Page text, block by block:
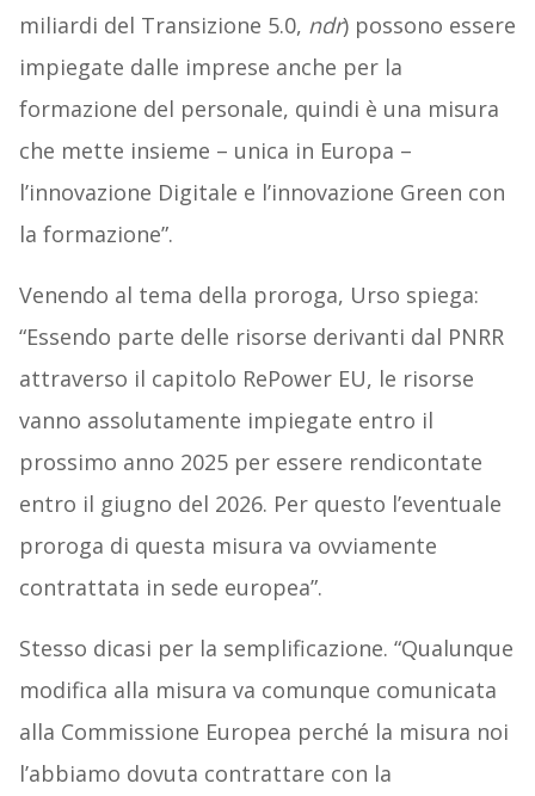
miliardi del Transizione 5.0, ndr) possono essere
impiegate dalle imprese anche per la
formazione del personale, quindi è una misura
che mette insieme – unica in Europa –
l’innovazione Digitale e l’innovazione Green con
la formazione”.
Venendo al tema della proroga, Urso spiega:
“Essendo parte delle risorse derivanti dal PNRR
attraverso il capitolo RePower EU, le risorse
vanno assolutamente impiegate entro il
prossimo anno 2025 per essere rendicontate
entro il giugno del 2026. Per questo l’eventuale
proroga di questa misura va ovviamente
contrattata in sede europea”.
Stesso dicasi per la semplificazione. “Qualunque
modifica alla misura va comunque comunicata
alla Commissione Europea perché la misura noi
l’abbiamo dovuta contrattare con la